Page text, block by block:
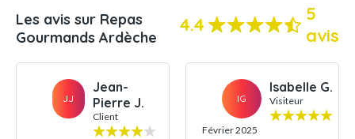
Les avis sur Repas
Gourmands Ardèche
4.4
5
avis
JJ
Jean-
Pierre J.
Client
IG
Isabelle G.
Visiteur
Février 2025